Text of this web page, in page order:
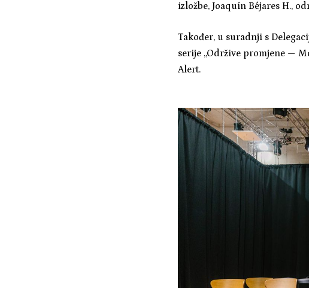
izložbe, Joaquín Béjares H.,
Također, u suradnji s
serije „Održive promjene —
Alert.